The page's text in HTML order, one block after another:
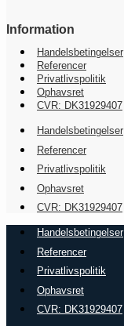
Information
Handelsbetingelser
Referencer
Privatlivspolitik
Ophavsret
CVR: DK31929407
Handelsbetingelser
Referencer
Privatlivspolitik
Ophavsret
CVR: DK31929407
Handelsbetingelser
Referencer
Privatlivspolitik
Ophavsret
CVR: DK31929407